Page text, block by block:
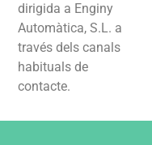
dirigida a Enginy
Automàtica, S.L. a
través dels canals
habituals de
contacte.